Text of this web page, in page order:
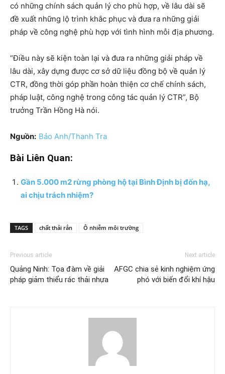
có những chính sách quản lý cho phù hợp, về lâu dài sẽ
đề xuất những lộ trình khắc phục và đưa ra những giải
pháp về công nghệ phù hợp với tình hình mỗi địa phương.
“Điều này sẽ kiện toàn lại và đưa ra những giải pháp về
lâu dài, xây dựng được cơ sở dữ liệu đồng bộ về quản lý
CTR, đồng thời góp phần hoàn thiện cơ chế chính sách,
pháp luật, công nghệ trong công tác quản lý CTR”, Bộ
trưởng Trần Hồng Hà nói.
Nguồn: Bảo Anh/Thanh Tra
Bài Liên Quan:
Gần 5.000 m2 rừng phòng hộ tại Bình Định bị đốn hạ,
ai chịu trách nhiệm?
TAGS chất thải rắn Ô nhiễm môi trường
Previous article
Quảng Ninh: Tọa đàm về giải
pháp giảm thiểu rác thải nhựa
Next article
AFGC chia sẻ kinh nghiệm ứng
phó với biến đổi khí hậu